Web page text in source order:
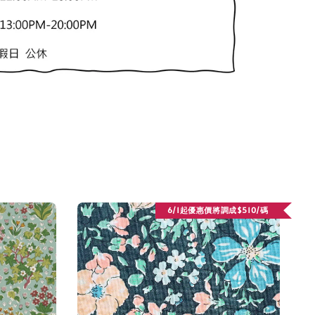
6/1起優惠價將調成$510/碼